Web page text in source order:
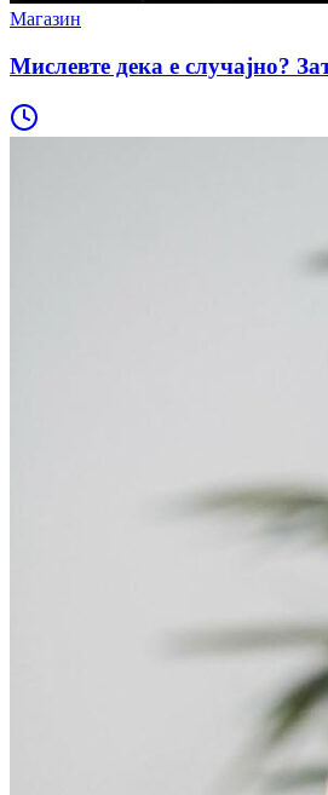
Магазин
Мислевте дека е случајно?